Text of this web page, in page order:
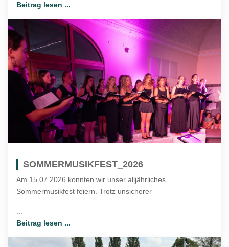
Beitrag lesen ...
SOMMERMUSIKFEST_2026
Am 15.07.2026 konnten wir unser alljährliches
Sommermusikfest feiern. Trotz unsicherer
...
Beitrag lesen ...